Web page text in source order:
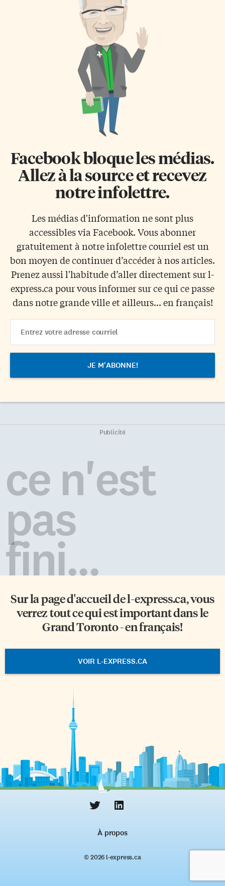
Facebook bloque les médias.
Allez à la source et recevez
notre infolettre.
Les médias d'information ne sont plus
accessibles via Facebook. Vous abonner
gratuitement à notre infolettre courriel est un
bon moyen de continuer d’accéder à nos articles.
Prenez aussi l'habitude d’aller directement sur l-
express.ca pour vous informer sur ce qui ce passe
dans notre grande ville et ailleurs... en français!
Address
Publicité
ce n'est
pas
fini...
Sur la page d'accueil del-express.ca, vous
verrez tout ce qui est important dans le
Grand Toronto - en français!
VOIR L-EXPRESS.CA
À propos
© 2026 l‑express.ca